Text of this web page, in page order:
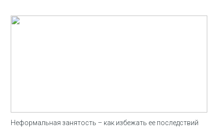
Неформальная занятость – как избежать ее последствий